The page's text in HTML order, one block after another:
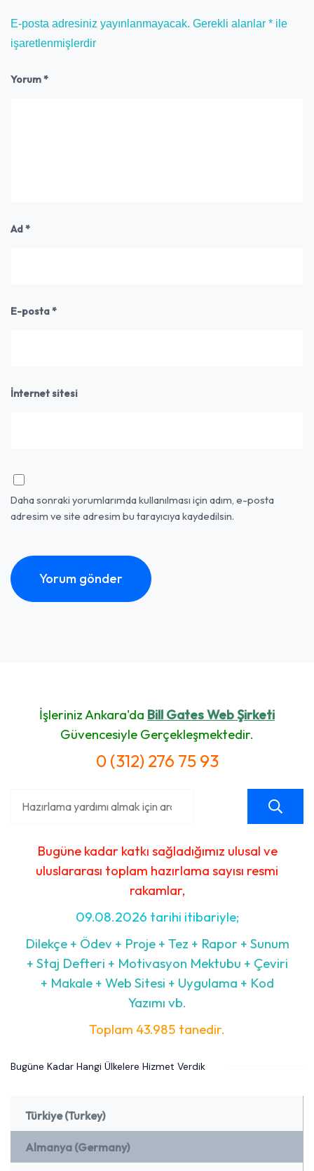
E-posta adresiniz yayınlanmayacak. Gerekli alanlar * ile
işaretlenmişlerdir
Yorum*
Ad*
E-posta*
İnternet sitesi
Daha sonraki yorumlarımda kullanılması için adım, e-posta
adresim ve site adresim bu tarayıcıya kaydedilsin.
İşleriniz Ankara'da Bill Gates Web Şirketi
Güvencesiyle Gerçekleşmektedir.
0 (312) 276 75 93
Bugüne kadar katkı sağladığımız ulusal ve
uluslararası toplam hazırlama sayısı resmi
rakamlar,
09.08.2026 tarihi itibariyle;
Dilekçe + Ödev + Proje + Tez + Rapor + Sunum
+ Staj Defteri + Motivasyon Mektubu + Çeviri
+ Makale + Web Sitesi + Uygulama + Kod
Yazımı vb.
Toplam 43.985 tanedir.
Bugüne Kadar Hangi Ülkelere Hizmet Verdik
Türkiye (Turkey)
Almanya (Germany)